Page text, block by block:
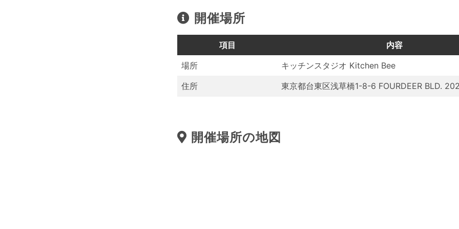
開催場所
項目
内容
場所
キッチンスタジオ Kitchen Bee
住所
東京都台東区浅草橋1-8-6 FOURDEER BLD.
開催場所の地図